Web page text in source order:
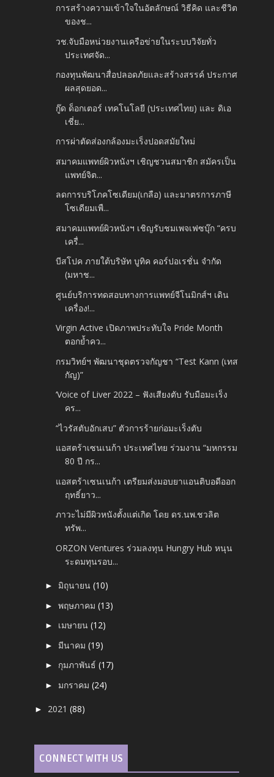
การสร้างความเข้าใจในอัตลักษณ์ วิธีคิด และชีวิต
ของช...
วช.จับมือหน่วยงานเครือข่ายในระบบวิจัยทั่ว
ประเทศจัด...
กองทุนพัฒนาสื่อปลอดภัยและสร้างสรรค์ ประกาศ
ผลสุดยอด...
กู๊ด ด็อกเตอร์ เทคโนโลยี (ประเทศไทย) และ ดิเอ
เชี่ย...
การผ่าตัดส่องกล้องมะเร็งปอดสมัยใหม่
สมาคมแพทย์ผิวหนังฯ เชิญชวนสมาชิก สมัครเป็น
แพทย์จิต...
ลดการบริโภคโซเดียม(เกลือ) และมาตรการภาษี
โซเดียมเพื...
สมาคมแพทย์ผิวหนังฯ เชิญรับชมเพจเฟซบุ๊ก “ครบ
เครื่...
บีสโปค ภายใต้บริษัท บูทิค คอร์ปอเรชั่น จำกัด
(มหาช...
ศูนย์บริการทดสอบทางการแพทย์จีโนมิกส์ฯ เดิน
เครื่อง!...
Virgin Active เปิดภาพประทับใจ Pride Month
ตอกย้ำคว...
กรมวิทย์ฯ พัฒนาชุดตรวจกัญชา “Test Kann (เทส
กัญ)”
‘Voice of Liver 2022 – ฟังเสียงตับ รับมือมะเร็ง
คร...
“ไวรัสตับอักเสบ” ตัวการร้ายก่อมะเร็งตับ
แอสตร้าเซนเนก้า ประเทศไทย ร่วมงาน “มหกรรม
80 ปี กร...
แอสตร้าเซนเนก้า เตรียมส่งมอบยาแอนติบอดีออก
ฤทธิ์ยาว...
ภาวะไม่มีผิวหนังตั้งแต่เกิด โดย ดร.นพ.ชวลิต
ทรัพ...
ORZON Ventures ร่วมลงทุน Hungry Hub หนุน
ระดมทุนรอบ...
► มิถุนายน(10)
►พฤษภาคม(13)
► เมษายน(12)
► มีนาคม(19)
► กุมภาพันธ์(17)
► มกราคม(24)
► 2021(88)
CONNECT WITH US